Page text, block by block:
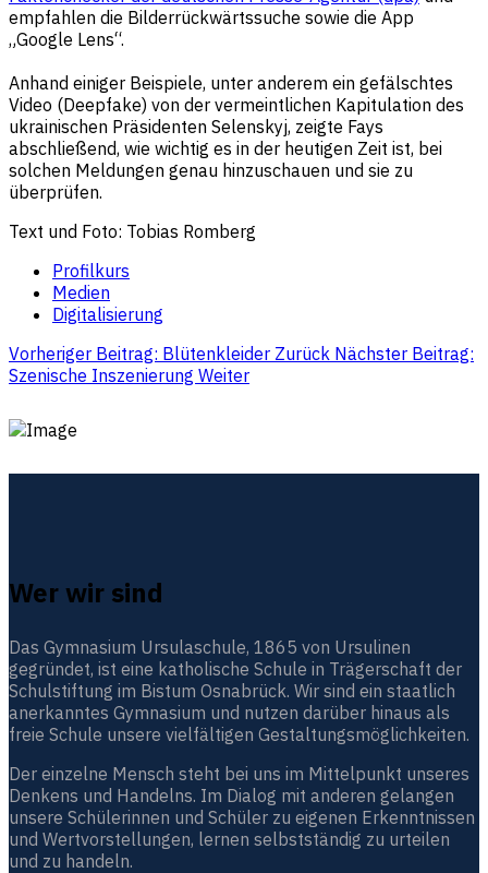
empfahlen die Bilderrückwärtssuche sowie die App
„Google Lens“.
Anhand einiger Beispiele, unter anderem ein gefälschtes
Video (Deepfake) von der vermeintlichen Kapitulation des
ukrainischen Präsidenten Selenskyj, zeigte Fays
abschließend, wie wichtig es in der heutigen Zeit ist, bei
solchen Meldungen genau hinzuschauen und sie zu
überprüfen.
Text und Foto: Tobias Romberg
Profilkurs
Medien
Digitalisierung
Vorheriger Beitrag: Blütenkleider Zurück Nächster Beitrag:
Szenische Inszenierung Weiter
Wer wir sind
Das Gymnasium Ursulaschule, 1865 von Ursulinen
gegründet, ist eine katholische Schule in Trägerschaft der
Schulstiftung im Bistum Osnabrück. Wir sind ein staatlich
anerkanntes Gymnasium und nutzen darüber hinaus als
freie Schule unsere vielfältigen Gestaltungsmöglichkeiten.
Der einzelne Mensch steht bei uns im Mittelpunkt unseres
Denkens und Handelns. Im Dialog mit anderen gelangen
unsere Schülerinnen und Schüler zu eigenen Erkenntnissen
und Wertvorstellungen, lernen selbstständig zu urteilen
und zu handeln.